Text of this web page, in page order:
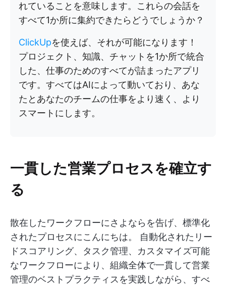
れていることを意味します。これらの会話を
すべて1か所に集約できたらどうでしょうか？
ClickUpを使えば、それが可能になります！
プロジェクト、知識、チャットを1か所で統合
した、仕事のためのすべてが詰まったアプリ
です。すべてはAIによって動いており、あな
たとあなたのチームの仕事をより速く、より
スマートにします。
一貫した営業プロセスを確立す
る
散在したワークフローにさよならを告げ、標準化
されたプロセスにこんにちは。 自動化されたリー
ドスコアリング、タスク管理、カスタマイズ可能
なワークフローにより、組織全体で一貫して営業
管理のベストプラクティスを実践しながら、すべ